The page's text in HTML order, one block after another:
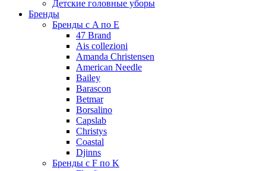
Детские головные уборы
Бренды
Бренды с A по E
47 Brand
Ais collezioni
Amanda Christensen
American Needle
Bailey
Barascon
Betmar
Borsalino
Capslab
Christys
Coastal
Djinns
Бренды с F по K